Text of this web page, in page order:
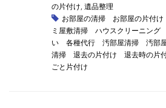
の片付け, 遺品整理
お部屋の清掃
お部屋の片付け
ミ屋敷清掃
ハウスクリーニング
い
各種代行 汚部屋清掃 汚部
清掃
退去の片付け 退去時の片
ごと片付け